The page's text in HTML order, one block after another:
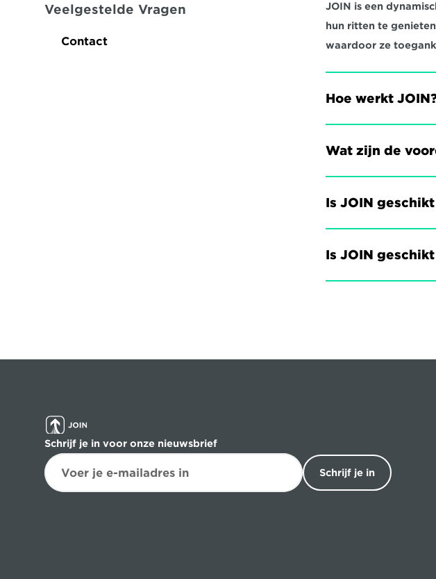
Veelgestelde Vragen
Contact
JOIN is een
hun ritten te
waardoor ze
Hoe werkt
Wat zijn de
Is JOIN
Is JOIN
Schrijf je in voor onze nieuwsbrief
Schrijf je in